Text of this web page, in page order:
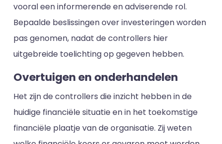
vooral een informerende en adviserende rol.
Bepaalde beslissingen over investeringen worden
pas genomen, nadat de controllers hier
uitgebreide toelichting op gegeven hebben.
Overtuigen en onderhandelen
Het zijn de controllers die inzicht hebben in de
huidige financiële situatie en in het toekomstige
financiële plaatje van de organisatie. Zij weten